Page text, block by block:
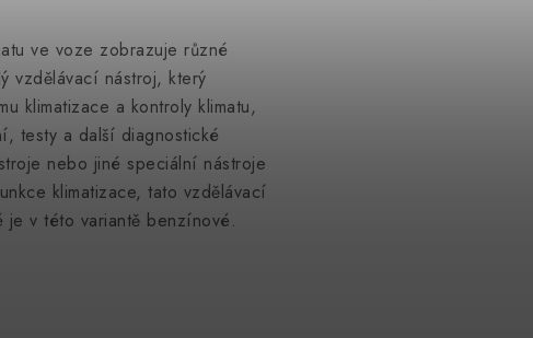
ve voze zobrazuje různé
vzdělávací nástroj, který
klimatizace a kontroly klimatu,
testy a další diagnostické
nebo jiné speciální nástroje
klimatizace, tato vzdělávací
je v této variantě benzínové.